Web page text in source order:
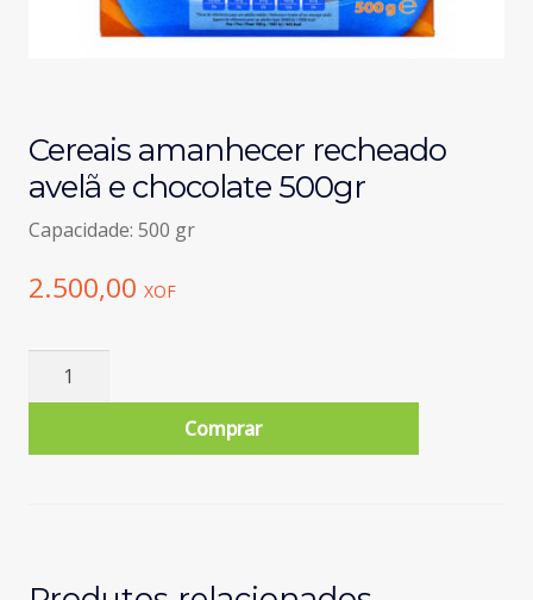
Cereais amanhecer recheado
avelã e chocolate 500gr
Capacidade: 500 gr
2.500,00 XOF
Quantidade
amanhecer
500gr
Comprar